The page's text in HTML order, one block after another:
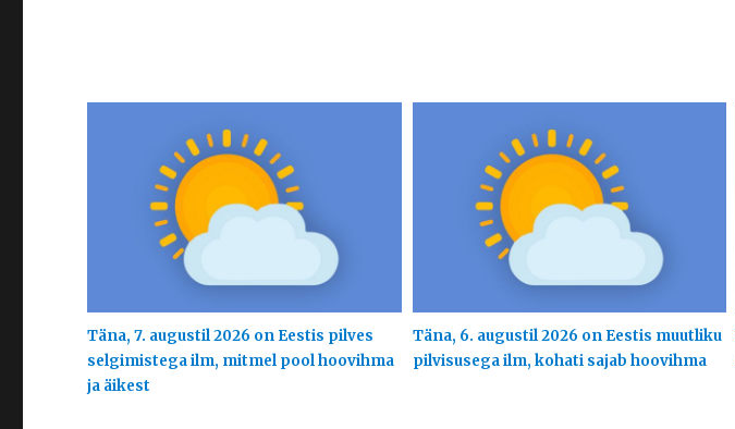
Täna, 7. augustil 2026 on Eestis pilves
selgimistega ilm, mitmel pool hoovihma
ja äikest
Täna, 6. augustil 2026 on Eestis muutliku
pilvisusega ilm, kohati sajab hoovihma